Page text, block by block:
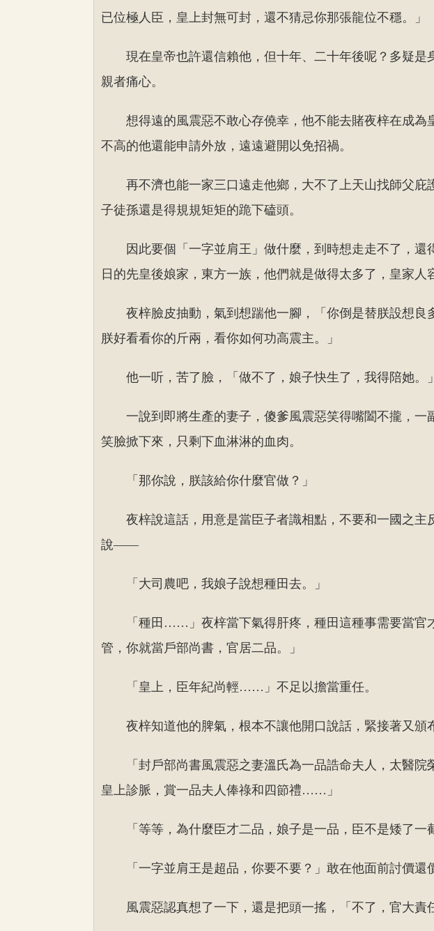
已位極人臣，皇上封無可封，還不猜忌你那張龍位不穩。」
現在皇帝也許還信賴他，但十年、二十年後呢？多疑
親者痛心。
想得遠的風震惡不敢心存僥幸，他不能去賭夜梓在成
不高的他還能申請外放，遠遠避開以免招禍。
再不濟也能一家三口遠走他鄉，大不了上天山找師父
子徒孫還是得規規矩矩的跪下磕頭。
因此要個「一字並肩王」做什麼，到時想走走不了，
日的先皇後娘家，東方一族，他們就是做得太多了，皇家人
夜梓臉皮抽動，氣到想踹他一腳，「你倒是替朕設想
朕好看看你的斤兩，看你如何功高震主。」
他一听，苦了臉，「做不了，娘子快生了，我得陪她。」
一說到即將生產的妻子，傻爹風震惡笑得嘴闔不攏，
笑臉掀下來，只剩下血淋淋的血肉。
「那你說，朕該給你什麼官做？」
夜梓說這話，用意是當臣子者識相點，不要和一國之
說——
「大司農吧，我娘子說想種田去。」
「種田……」夜梓當下氣得肝疼，種田這種事需要當官
管，你就當戶部尚書，官居二品。」
「皇上，臣年紀尚輕……」不足以擔當重任。
夜梓知道他的脾氣，根本不讓他開口說話，緊接著又頒
「封戶部尚書風震惡之妻溫氏為一品誥命夫人，太醫
皇上診脈，賞一品夫人俸祿和四節禮……」
「等等，為什麼臣才二品，娘子是一品，臣不是矮了
「一字並肩王是超品，你要不要？」敢在他面前討價還
風震惡認真想了一下，還是把頭一搖，「不了，官大